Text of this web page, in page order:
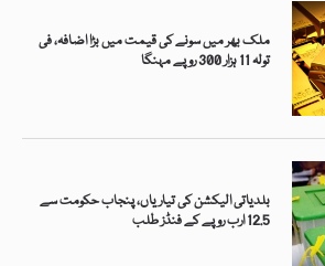
ملک بھر میں سونے کی قیمت میں بڑا اضافہ، فی
تولہ 11 ہزار 300 روپے مہنگا
بلدیاتی الیکشن کی تیاریاں، پنجاب حکومت سے
12.5 ارب روپے کے فنڈز طلب